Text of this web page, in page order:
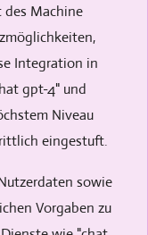
des Machine
Integration in
gpt-4" und
Niveau
eingestuft.
sowie
Vorgaben zu